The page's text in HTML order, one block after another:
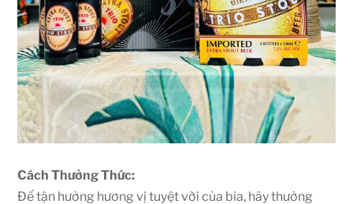
Cách Thưởng Thức:
Để tận hưởng hương vị tuyệt vời của bia, hãy thưởng